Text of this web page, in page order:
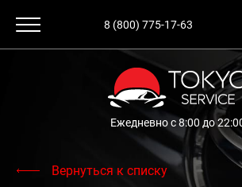
8 (800) 775-17-63
Ежедневно с 8:00 до
Вернуться к списку